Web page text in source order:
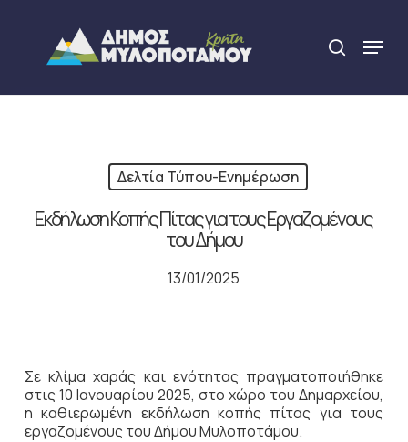
content
search
Menu
Δελτία Τύπου-Ενημέρωση
Εκδήλωση Κοπής Πίτας για τους Εργαζομένους
του Δήμου
13/01/2025
Σε κλίμα χαράς και ενότητας πραγματοποιήθηκε
στις 10 Ιανουαρίου 2025, στο χώρο του Δημαρχείου,
η καθιερωμένη εκδήλωση κοπής πίτας για τους
εργαζομένους του Δήμου Μυλοποτάμου.
Close